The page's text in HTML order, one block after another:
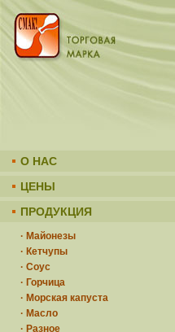
О НАС
ЦЕНЫ
ПРОДУКЦИЯ
· Майонезы
· Кетчупы
· Соус
· Горчица
· Морская капуста
· Масло
· Разное